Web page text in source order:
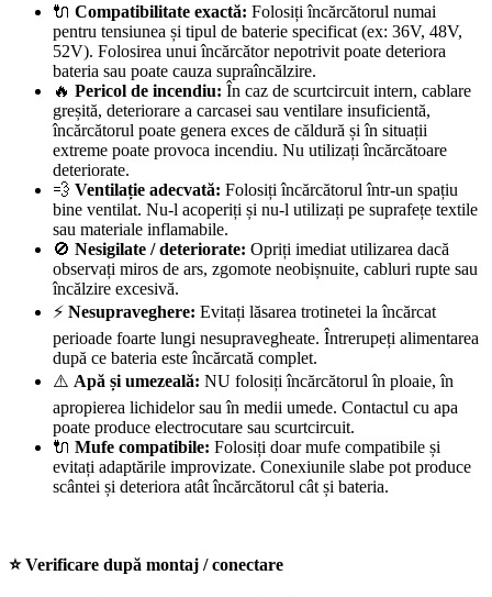
🔌 Compatibilitate exactă: Folosiți încărcătorul numai
pentru tensiunea și tipul de baterie specificat (ex: 36V, 48V,
52V). Folosirea unui încărcător nepotrivit poate deteriora
bateria sau poate cauza supraîncălzire.
🔥 Pericol de incendiu: În caz de scurtcircuit intern, cablare
greșită, deteriorare a carcasei sau ventilare insuficientă,
încărcătorul poate genera exces de căldură și în situații
extreme poate provoca incendiu. Nu utilizați încărcătoare
deteriorate.
💨 Ventilație adecvată: Folosiți încărcătorul într-un spațiu
bine ventilat. Nu-l acoperiți și nu-l utilizați pe suprafețe textile
sau materiale inflamabile.
🚫 Nesigilate / deteriorate: Opriți imediat utilizarea dacă
observați miros de ars, zgomote neobișnuite, cabluri rupte sau
încălzire excesivă.
⚡ Nesupraveghere: Evitați lăsarea trotinetei la încărcat
perioade foarte lungi nesupravegheate. Întrerupeți alimentarea
după ce bateria este încărcată complet.
⚠️ Apă și umezeală: NU folosiți încărcătorul în ploaie, în
apropierea lichidelor sau în medii umede. Contactul cu apa
poate produce electrocutare sau scurtcircuit.
🔌 Mufe compatibile: Folosiți doar mufe compatibile și
evitați adaptările improvizate. Conexiunile slabe pot produce
scântei și deteriora atât încărcătorul cât și bateria.
⭐ Verificare după montaj / conectare